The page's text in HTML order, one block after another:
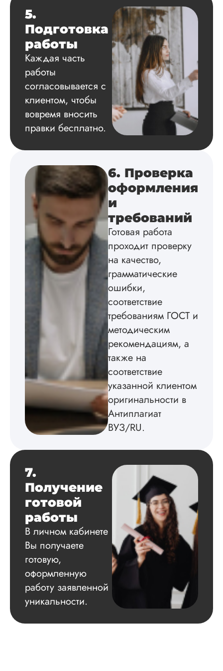
сдачи,
оформили в
соответствии с
Взаимодействие с
клиентами
подробно
по всем вопросам.
Благодарен.
Инна
Вид работы:
Диссертация
Магистерскую
диссертацию по
философии
на твердую 5.
Грамотно
структуру, список
литературы,
все
литературные
Уникальность
читается
Евгений
Иванович
Диссертация
Дата:2024-03-25
Кандидатская по
истории была
в соответствии с
методичкой. Автор
создал структуру
теме
без воды,
оформил, правда,
некоторые
пришлось
мне. Услугой
бесплатного
редактирования
не
5.
Подготовка
работы
Каждая часть
работы
согласовывается с
клиентом, чтобы
вовремя вносить
правки бесплатно.
6. Проверка
оформления
и
требований
Готовая работа
проходит проверку
на качество,
грамматические
ошибки,
соответствие
требованиям ГОСТ и
методическим
рекомендациям, а
также на
соответствие
указанной клиентом
оригинальности в
Антиплагиат
ВУЗ/RU.
7.
Получение
готовой
работы
В личном кабинете
Вы получаете
готовую,
оформленную
работу заявленной
уникальности.